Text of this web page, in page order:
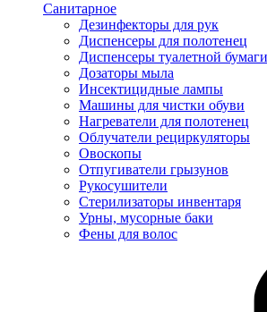
Санитарное
Дезинфекторы для рук
Диспенсеры для полотенец
Диспенсеры туалетной бумаги
Дозаторы мыла
Инсектицидные лампы
Машины для чистки обуви
Нагреватели для полотенец
Облучатели рециркуляторы
Овоскопы
Отпугиватели грызунов
Рукосушители
Стерилизаторы инвентаря
Урны, мусорные баки
Фены для волос